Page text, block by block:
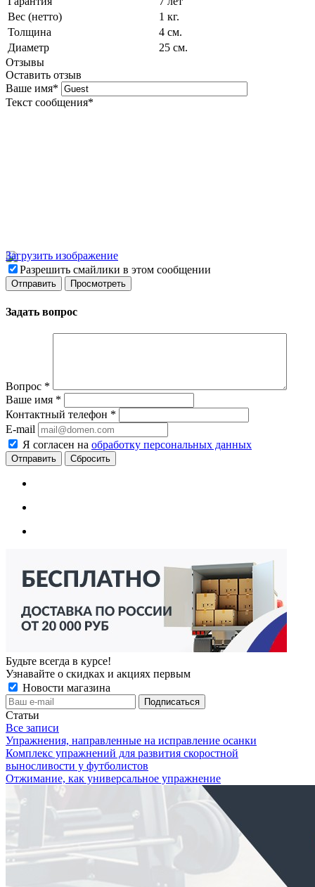
Вес (нетто)
1 кг.
Толщина
4 см.
Диаметр
25 см.
Отзывы
Оставить отзыв
Ваше имя*
Текст сообщения*
Загрузить изображение
Разрешить смайлики в этом сообщении
Задать вопрос
Вопрос *
Ваше имя *
Контактный телефон *
E-mail
Я согласен на обработку персональных данных
Сбросить
Будьте всегда в курсе!
Узнавайте о скидках и акциях первым
Новости магазина
Статьи
Все записи
Упражнения, направленные на исправление осанки
Комплекс упражнений для развития скоростной
выносливости у футболистов
Отжимание, как универсальное упражнение